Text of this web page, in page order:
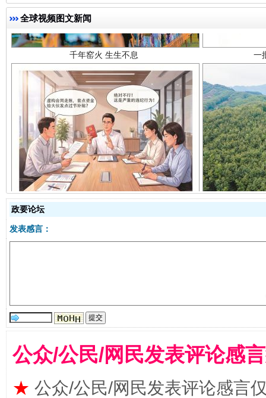
全球视频图文新闻
揭开“小金库”的免责幌子
政要论坛
发表感言：
公众/公民/网民发表评论感
★ 公众/公民/网民发表评论感言